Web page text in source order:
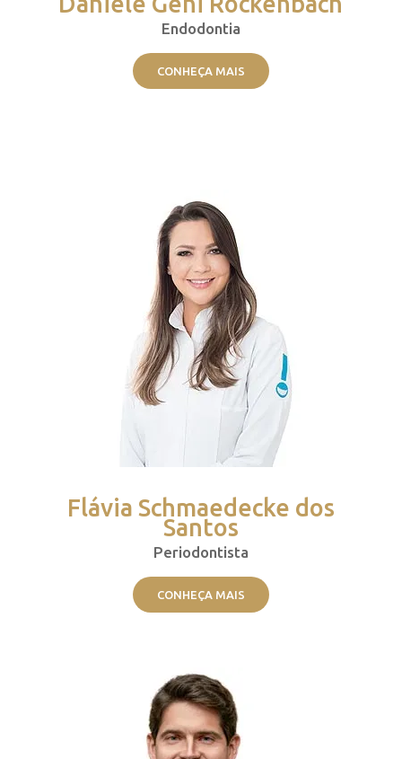
Endodontia
CONHEÇA MAIS
Flávia Schmaedecke dos
Santos
Periodontista
CONHEÇA MAIS